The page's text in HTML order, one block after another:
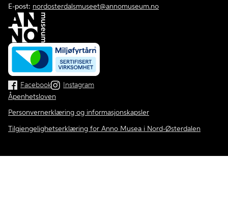
E-post: nordosterdalsmuseet@annomuseum.no
Facebook
Instagram
Åpenhetsloven
Personvernerklæring og informasjonskapsler
Tilgjengelighetserklæring for Anno Musea i Nord-Østerdalen